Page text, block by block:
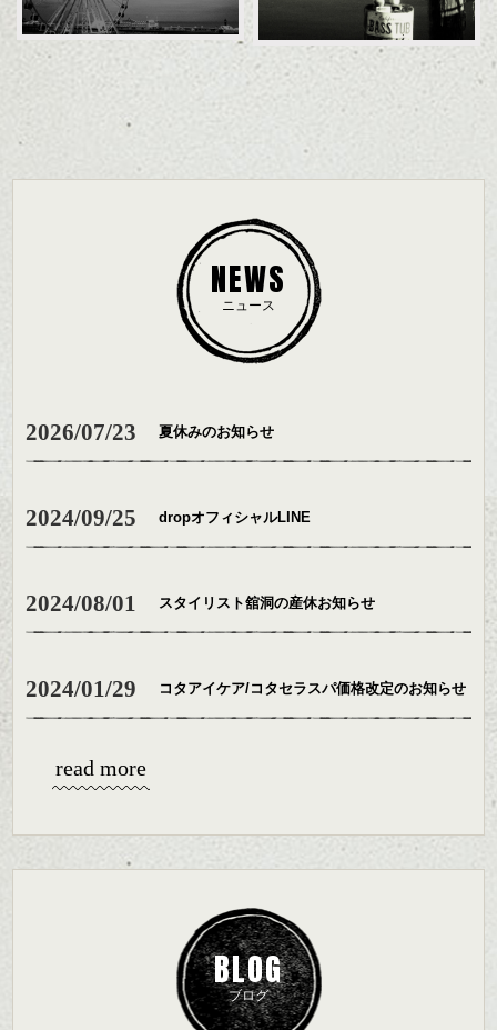
NEWS
ニュース
2026/07/23 夏休みのお知らせ
2024/09/25 dropオフィシャルLINE
2024/08/01 スタイリスト舘洞の産休お知らせ
2024/01/29 コタアイケア/コタセラスパ価格改定のお知らせ
read more
BLOG
ブログ